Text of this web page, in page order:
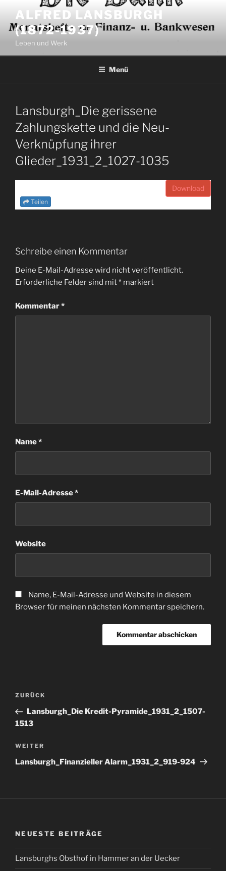
Inhalt
springen
ALFRED LANSBURGH
(1872-1937)
Leben und Werk
Menü
Lansburgh_Die gerissene
Zahlungskette und die Neu-
Verknüpfung ihrer
Glieder_1931_2_1027-1035
Download
Teilen
Schreibe einen Kommentar
Deine E-Mail-Adresse wird nicht veröffentlicht.
Erforderliche Felder sind mit* markiert
Kommentar*
Name*
E-Mail-Adresse*
Website
Name, E-Mail-Adresse und Website in diesem
Browser für meinen nächsten Kommentar speichern.
Beitragsnavigation
Vorheriger
Beitrag
ZURÜCK
Lansburgh_Die Kredit-Pyramide_1931_2_1507-
1513
Nächster
Beitrag
WEITER
Lansburgh_Finanzieller Alarm_1931_2_919-924
NEUESTE BEITRÄGE
Lansburghs Obsthof in Hammer an der Uecker